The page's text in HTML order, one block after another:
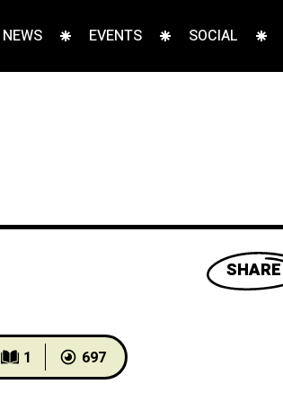
NEWS EVENTS SOCIAL
SHARE
1 697